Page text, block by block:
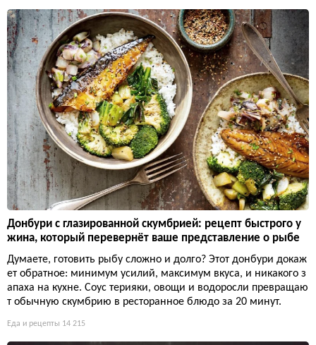
Донбури с глазированной скумбрией: рецепт быстрого у
жина, который перевернёт ваше представление о рыбе
Думаете, готовить рыбу сложно и долго? Этот донбури докаж
ет обратное: минимум усилий, максимум вкуса, и никакого з
апаха на кухне. Соус терияки, овощи и водоросли превращаю
т обычную скумбрию в ресторанное блюдо за 20 минут.
Еда и рецепты 14 215